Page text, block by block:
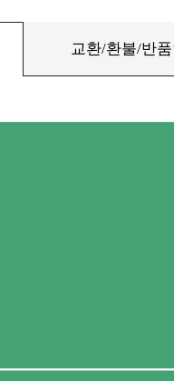
교환/환불/반